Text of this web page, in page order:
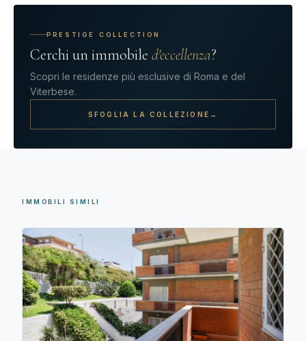
PRESTIGE COLLECTION
Cerchi un immobile d'eccellenza?
Scopri le residenze più esclusive di Roma e del
Viterbese.
SFOGLIA LA COLLEZIONE →
IMMOBILI SIMILI